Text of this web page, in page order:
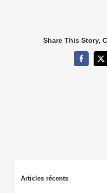
Share This Story,
Facebook
X
Articles récents